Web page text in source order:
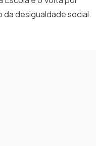
desigualdade social.